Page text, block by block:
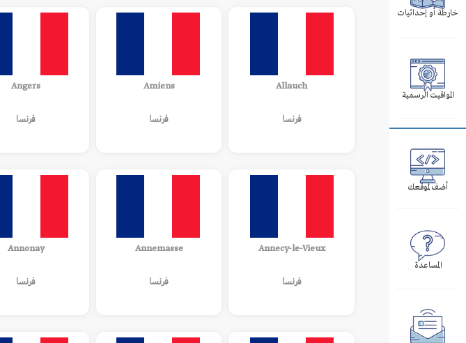
خارطة أو إحداثيات
المواقيت الرسمية
أضف لموقعك
المساعدة
Allauch
فرنسا
Amiens
فرنسا
Angers
فرنسا
Annecy-le-Vieux
فرنسا
Annemasse
فرنسا
Annonay
فرنسا